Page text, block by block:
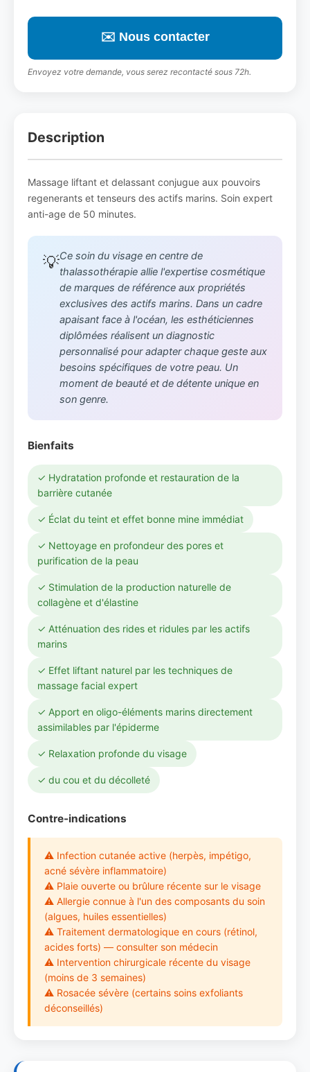
✉️ Nous contacter
Envoyez votre demande, vous serez recontacté sous 72h.
Description
Massage liftant et delassant conjugue aux pouvoirs
regenerants et tenseurs des actifs marins. Soin expert
anti-age de 50 minutes.
💡Ce soin du visage en centre de
thalassothérapie allie l'expertise cosmétique
de marques de référence aux propriétés
exclusives des actifs marins. Dans un cadre
apaisant face à l'océan, les esthéticiennes
diplômées réalisent un diagnostic
personnalisé pour adapter chaque geste aux
besoins spécifiques de votre peau. Un
moment de beauté et de détente unique en
son genre.
Bienfaits
✓ Hydratation profonde et restauration de la
barrière cutanée
✓ Éclat du teint et effet bonne mine immédiat
✓ Nettoyage en profondeur des pores et
purification de la peau
✓ Stimulation de la production naturelle de
collagène et d'élastine
✓ Atténuation des rides et ridules par les actifs
marins
✓ Effet liftant naturel par les techniques de
massage facial expert
✓ Apport en oligo-éléments marins directement
assimilables par l'épiderme
✓ Relaxation profonde du visage
✓ du cou et du décolleté
Contre-indications
⚠ Infection cutanée active (herpès, impétigo,
acné sévère inflammatoire)
⚠ Plaie ouverte ou brûlure récente sur le visage
⚠ Allergie connue à l'un des composants du soin
(algues, huiles essentielles)
⚠ Traitement dermatologique en cours (rétinol,
acides forts) — consulter son médecin
⚠ Intervention chirurgicale récente du visage
(moins de 3 semaines)
⚠ Rosacée sévère (certains soins exfoliants
déconseillés)